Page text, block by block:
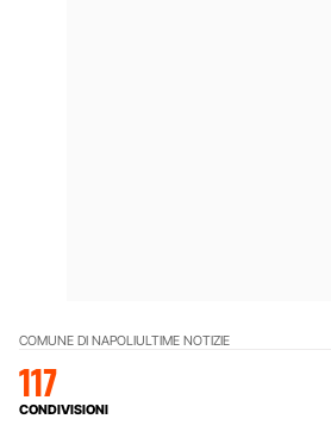
COMUNE DI NAPOLIULTIME NOTIZIE
117
CONDIVISIONI